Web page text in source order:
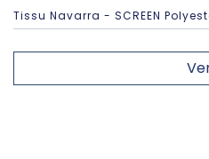
Tissu Navarra - SCREEN